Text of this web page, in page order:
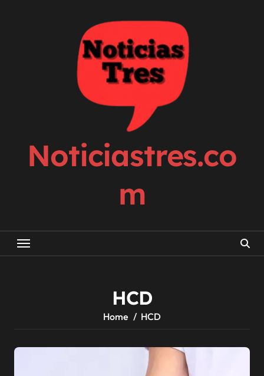
Noticiastres.co
m
HCD
Home HCD